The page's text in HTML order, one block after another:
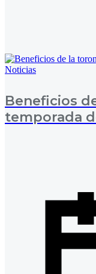
Noticias
Beneficios
temporada